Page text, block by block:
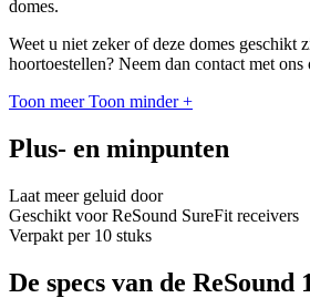
domes.
Weet u niet zeker of deze domes geschikt
hoortoestellen? Neem dan contact met ons
Toon meer Toon minder +
Plus- en minpunten
Laat meer geluid door
Geschikt voor ReSound SureFit receivers
Verpakt per 10 stuks
De specs van de ReSound